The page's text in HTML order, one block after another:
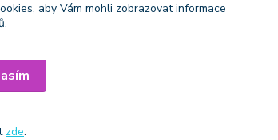
aby Vám mohli zobrazovat informace
zde.